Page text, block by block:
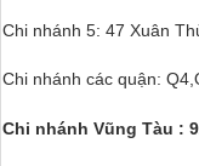
Chi nhánh 5: 47 Xuân
Chi nhánh các quận:
Chi nhánh Vũng Tàu :